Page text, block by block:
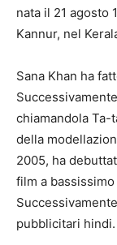
nata il 21 agosto
Kannur, nel
Sana Khan ha
chiamandola Ta-
della
2005, ha
film a bassissimo
pubblicitari hindi.